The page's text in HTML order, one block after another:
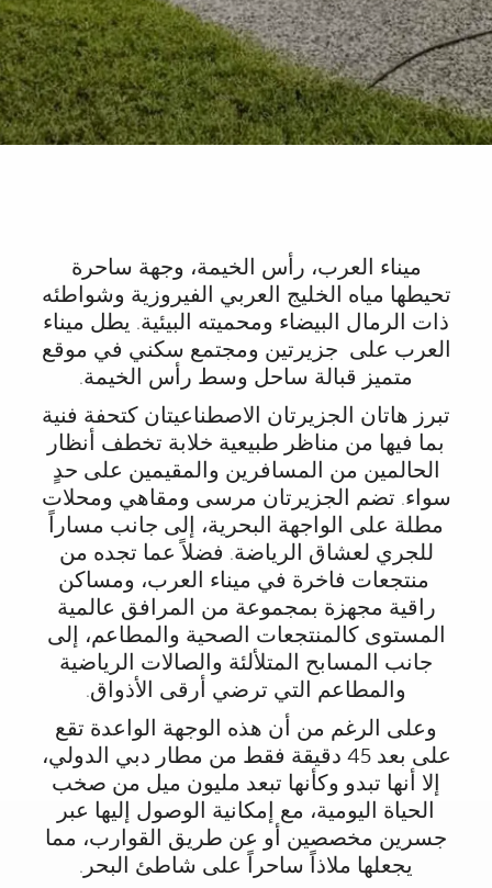
ميناء العرب، رأس الخيمة، وجهة ساحرة
تحيطها مياه الخليج العربي الفيروزية وشواطئه
ذات الرمال البيضاء ومحميته البيئية. يطل ميناء
العرب على جزيرتين ومجتمع سكني في موقع
متميز قبالة ساحل وسط رأس الخيمة.
تبرزهاتان الجزيرتان الاصطناعيتانكتحفة فنية
بما فيها من مناظر طبيعية خلابة تخطف أنظار
الحالمين من المسافرين والمقيمين على حدٍ
سواء. تضم الجزيرتان مرسى ومقاهي ومحلات
مطلة على الواجهة البحرية، إلى جانب مساراً
للجريلعشاق الرياضة. فضلاً عما تجده من
منتجعات فاخرة في ميناء العرب، ومساكن
راقية مجهزة بمجموعة من المرافق عالمية
المستوى كالمنتجعات الصحية والمطاعم، إلى
جانب المسابح المتلألئة والصالات الرياضية
والمطاعم التي ترضي أرقى الأذواق.
وعلى الرغم من أنهذه الوجهة الواعدةتقع
على بعد 45 دقيقة فقط من مطار دبي الدولي،
إلا أنها تبدو وكأنها تبعد مليون ميل من صخب
الحياة اليومية، مع إمكانية الوصول إليها عبر
جسرين مخصصين أو عن طريق القوارب، مما
يجعلها ملاذاً ساحراً على شاطئ البحر.